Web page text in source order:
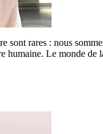
sont rares : nous
humaine. Le monde de